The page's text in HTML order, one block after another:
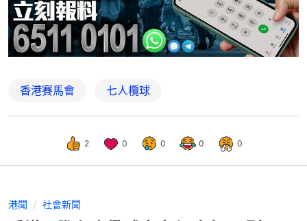
香港賽馬會 七人欖球
2 0 0 0 0
港聞 社會新聞